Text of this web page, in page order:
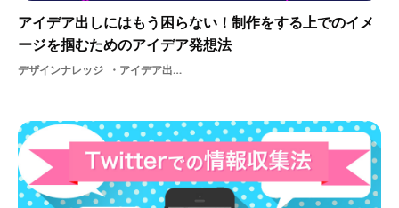
アイデア出しにはもう困らない！制作をする上でのイメ
ージを掴むためのアイデア発想法
デザインナレッジ アイデア出しアイデアアウトプットリサーチ基礎課題デザイン